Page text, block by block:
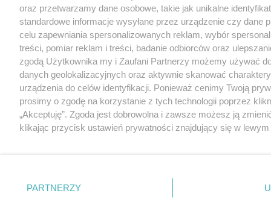
oraz przetwarzamy dane osobowe, takie jak unikalne
standardowe informacje wysyłane przez urządzenie czy dane
celu zapewniania spersonalizowanych reklam, wybór
treści, pomiar reklam i treści, badanie odbiorców oraz
zgodą Użytkownika my i Zaufani Partnerzy możemy używać
danych geolokalizacyjnych oraz aktywnie skanować
urządzenia do celów identyfikacji. Ponieważ cenimy Twoją
prosimy o zgodę na korzystanie z tych technologii poprzez
„Akceptuję”. Zgoda jest dobrowolna i zawsze możesz ją
klikając przycisk ustawień prywatności znajdujący się w
Zapoznaj się z poniższymi informacjami, abyś mógł
PARTNERZY